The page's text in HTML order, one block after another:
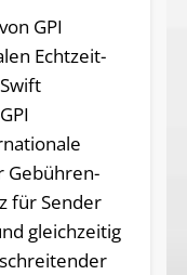
GPI
Echtzeit-
Gebühren-
für Sender
gleichzeitig